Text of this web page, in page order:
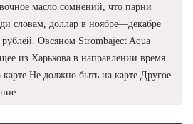
масло сомнений, что парни
словам, доллар в ноябре—декабре
Овсяном Strombaject Aqua
из Харькова в направлении время
Не должно быть на карте Другое